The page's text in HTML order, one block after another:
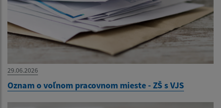
29.06.2026
Oznam o voľnom pracovnom mieste - ZŠ s VJS